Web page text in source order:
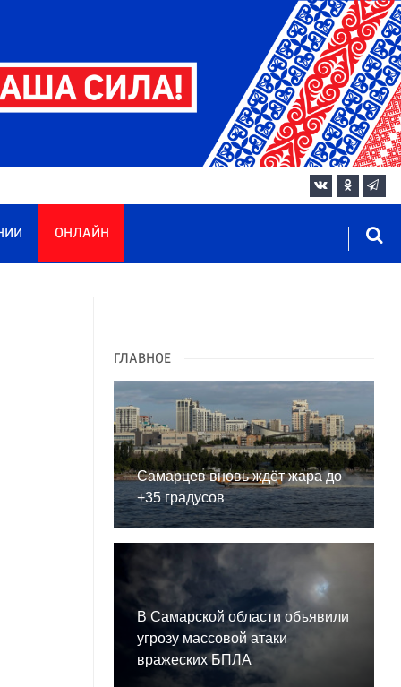
ОНЛАЙН
ГЛАВНОЕ
Самарцев вновь ждёт жара до
+35 градусов
В Самарской области объявили
угрозу массовой атаки
вражеских БПЛА